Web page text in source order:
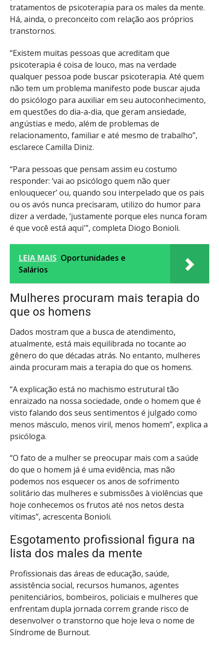
tratamentos de psicoterapia para os males da mente.
Há, ainda, o preconceito com relação aos próprios
transtornos.
“Existem muitas pessoas que acreditam que
psicoterapia é coisa de louco, mas na verdade
qualquer pessoa pode buscar psicoterapia. Até quem
não tem um problema manifesto pode buscar ajuda
do psicólogo para auxiliar em seu autoconhecimento,
em questões do dia-a-dia, que geram ansiedade,
angústias e medo, além de problemas de
relacionamento, familiar e até mesmo de trabalho”,
esclarece Camilla Diniz.
“Para pessoas que pensam assim eu costumo
responder: ‘vai ao psicólogo quem não quer
enlouquecer’ ou, quando sou interpelado que os pais
ou os avós nunca precisaram, utilizo do humor para
dizer a verdade, ‘justamente porque eles nunca foram
é que você está aqui'”, completa Diogo Bonioli.
LEIA MAIS Oportunidades e
Salários
Mulheres procuram mais terapia do
que os homens
Dados mostram que a busca de atendimento,
atualmente, está mais equilibrada no tocante ao
gênero do que décadas atrás. No entanto, mulheres
ainda procuram mais a terapia do que os homens.
“A explicação está no machismo estrutural tão
enraizado na nossa sociedade, onde o homem que é
visto falando dos seus sentimentos é julgado como
menos másculo, menos viril, menos homem”, explica a
psicóloga.
“O fato de a mulher se preocupar mais com a saúde
do que o homem já é uma evidência, mas não
podemos nos esquecer os anos de sofrimento
solitário das mulheres e submissões à violências que
hoje conhecemos os frutos até nos netos desta
vítimas”, acrescenta Bonioli.
Esgotamento profissional figura na
lista dos males da mente
Profissionais das áreas de educação, saúde,
assistência social, recursos humanos, agentes
penitenciários, bombeiros, policiais e mulheres que
enfrentam dupla jornada correm grande risco de
desenvolver o transtorno que hoje leva o nome de
Síndrome de Burnout.